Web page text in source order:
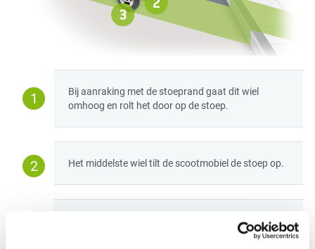
1
Bij aanraking met de stoeprand gaat dit wiel
omhoog en rolt het door op de stoep.
2 Het middelste wiel tilt de scootmobiel de stoep op.
Dit wiel wordt omlaag gedrukt en zorgt dat de
scootmobiel stabiel blijft en niet omvalt.